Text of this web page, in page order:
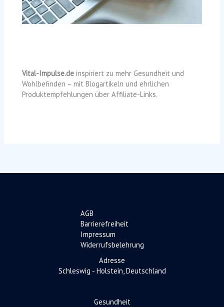
Vital-Impulse.de inspiriert zu mehr Gesundheit und
Wohlbefinden – mit Blogartikeln und ehrlichen
Produktempfehlungen über Affiliate-Links.
AGB
Barrierefreiheit
Impressum
Widerrufsbelehrung
Adresse
Schleswig - Holstein, Deutschland
Gesundheit